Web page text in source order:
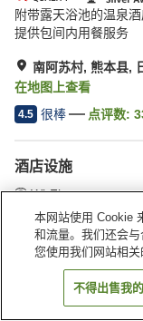
附带露天浴池的温泉
提供包间内用餐服务
南阿苏村, 熊本县,
在地图上查看
4.5 很棒 点评数:
酒店设施
Wi-Fi
内有温泉
首页 日本 熊本县
本网站使用 Cookie
和流量。我们还会
您使用我们网站相关
不得出售我